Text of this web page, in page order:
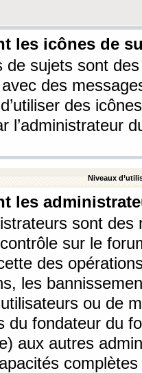
les icônes de
de sujets sont
des
des
l’administrateur
Niveaux
les
sont
sur le
des
les
ou de
du fondateur du
aux autres